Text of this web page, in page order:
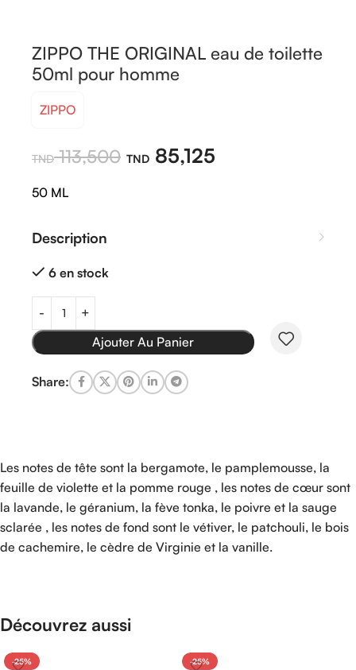
ZIPPO THE ORIGINAL eau de toilette
50ml pour homme
ZIPPO
113,500 85,125
50 ML
Description
6 en stock
Ajouter Au Panier
Share:
Les notes de tête sont la bergamote, le pamplemousse, la
feuille de violette et la pomme rouge , les notes de cœur sont
la lavande, le géranium, la fève tonka, le poivre et la sauge
sclarée , les notes de fond sont le vétiver, le patchouli, le bois
de cachemire, le cèdre de Virginie et la vanille.
Découvrez aussi
-25% -25%